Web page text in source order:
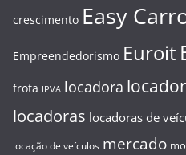
crescimento Easy
Empreendedorismo Euroit
frota IPVA locadora
locadoras locadoras de
locação de veículos mercado